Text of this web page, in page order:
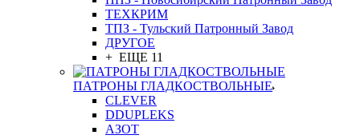
ТЕХКРИМ
ТПЗ - Тульский Патронный Завод
ДРУГОЕ
+ ЕЩЕ 11
ПАТРОНЫ ГЛАДКОСТВОЛЬНЫЕ
CLEVER
DDUPLEKS
АЗОТ